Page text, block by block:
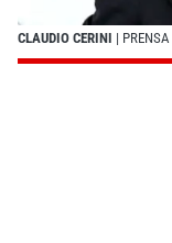
CLAUDIO CERINI |